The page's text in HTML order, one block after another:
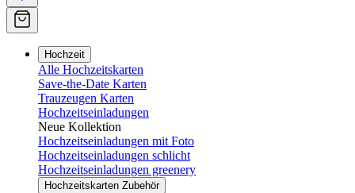
Hochzeit
Alle Hochzeitskarten
Save-the-Date Karten
Trauzeugen Karten
Hochzeitseinladungen
Neue Kollektion
Hochzeitseinladungen mit Foto
Hochzeitseinladungen schlicht
Hochzeitseinladungen greenery
Hochzeitskarten Zubehör